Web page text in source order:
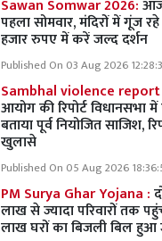
Sawan Somwar 2026:
पहला सोमवार, मंदिरों में गूंज
हजार रुपए में करें जल्द दर्शन
Published On 03 Aug 2026
Sambhal violence
आयोग की रिपोर्ट विधानसभा
बताया पूर्व नियोजित साजिश,
खुलासे
Published On 05 Aug 2026
PM Surya Ghar Yojana :
लाख से ज्यादा परिवारों तक
लाख घरों का बिजली बिल हुआ